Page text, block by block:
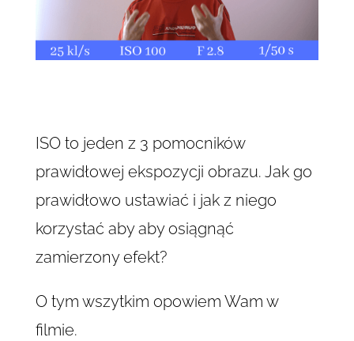
ISO to jeden z 3 pomocników
prawidłowej ekspozycji obrazu. Jak go
prawidłowo ustawiać i jak z niego
korzystać aby aby osiągnąć
zamierzony efekt?
O tym wszytkim opowiem Wam w
filmie.